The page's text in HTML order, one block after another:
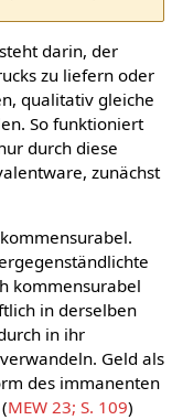
darin, der
zu liefern oder
qualitativ gleiche
So funktioniert
durch diese
zunächst
kommensurabel
in derselben
in ihr
Geld als
des immanenten
MEW 23; S. 109)